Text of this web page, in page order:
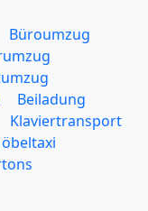
Büroumzug
Beiladung
Klaviertransport